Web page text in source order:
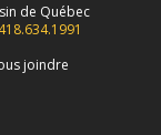
de Québec
joindre